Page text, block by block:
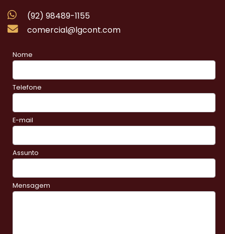
(92) 98489-1155
comercial@lgcont.com
Nome
Telefone
E-mail
Assunto
Mensagem